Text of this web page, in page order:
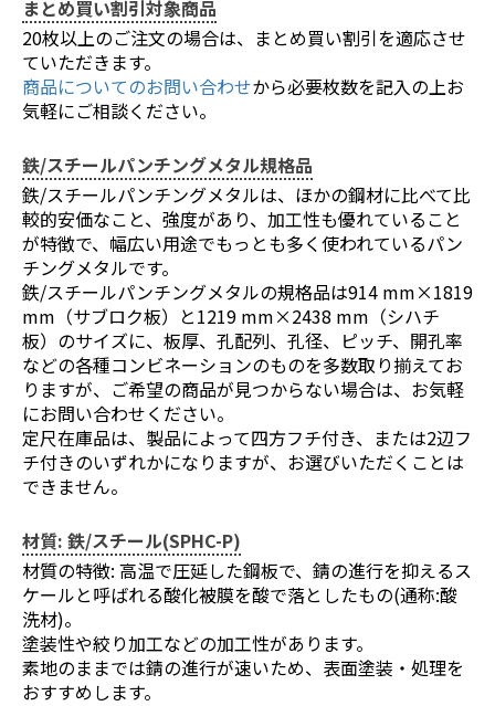
お買い物を続ける
まとめ買い割引対象商品
20枚以上のご注文の場合は、まとめ買い割引を適応させ
ていただきます。
商品についてのお問い合わせから必要枚数を記入の上お
気軽にご相談ください。
鉄/スチールパンチングメタル規格品
鉄/スチールパンチングメタルは、ほかの鋼材に比べて比
較的安価なこと、強度があり、加工性も優れていること
が特徴で、幅広い用途でもっとも多く使われているパン
チングメタルです。
鉄/スチールパンチングメタルの規格品は914 mm×1819
mm（サブロク板）と1219 mm×2438 mm（シハチ
板）のサイズに、板厚、孔配列、孔径、ピッチ、開孔率
などの各種コンビネーションのものを多数取り揃えてお
りますが、ご希望の商品が見つからない場合は、お気軽
にお問い合わせください。
定尺在庫品は、製品によって四方フチ付き、または2辺フ
チ付きのいずれかになりますが、お選びいただくことは
できません。
材質: 鉄/スチール(SPHC-P)
材質の特徴: 高温で圧延した鋼板で、錆の進行を抑えるス
ケールと呼ばれる酸化被膜を酸で落としたもの(通称:酸
洗材)。
塗装性や絞り加工などの加工性があります。
素地のままでは錆の進行が速いため、表面塗装・処理を
おすすめします。